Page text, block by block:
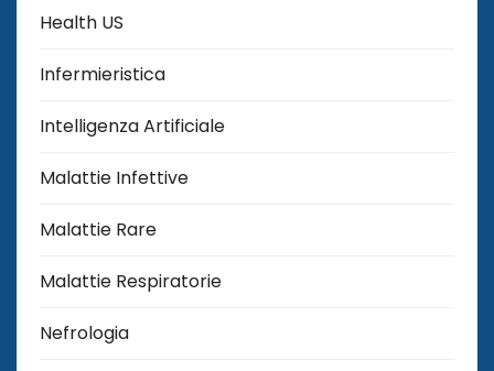
Health US
Infermieristica
Intelligenza Artificiale
Malattie Infettive
Malattie Rare
Malattie Respiratorie
Nefrologia